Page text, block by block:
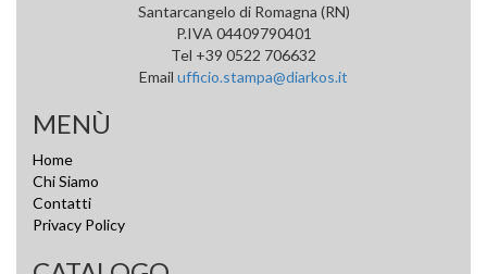
Santarcangelo di Romagna (RN)
P.IVA 04409790401
Tel +39 0522 706632
Email ufficio.stampa@diarkos.it
MENÙ
Home
Chi Siamo
Contatti
Privacy Policy